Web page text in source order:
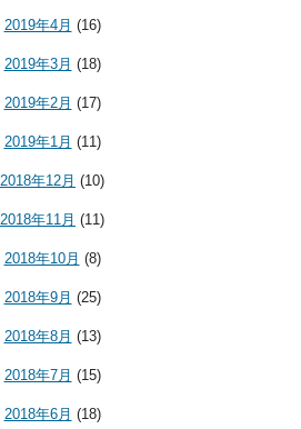
2019年4月 (16)
2019年3月 (18)
2019年2月 (17)
2019年1月 (11)
2018年12月 (10)
2018年11月 (11)
2018年10月 (8)
2018年9月 (25)
2018年8月 (13)
2018年7月 (15)
2018年6月 (18)